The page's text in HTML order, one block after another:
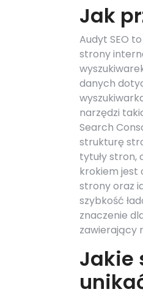
Jak
Audyt SEO
strony
danych
narzędzi
Search
strukturę
tytuły stron,
krokiem jest
strony oraz
szybkość
znaczenie
zawierający
Jakie